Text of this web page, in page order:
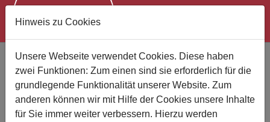
Bestattungsunternehmen finden
Suchen Sie jemand bestimmten?
Hinweis zu Cookies
Unsere Webseite verwendet Cookies. Diese haben
zwei Funktionen: Zum einen sind sie erforderlich für die
grundlegende Funktionalität unserer Website. Zum
anderen können wir mit Hilfe der Cookies unsere Inhalte
für Sie immer weiter verbessern. Hierzu werden